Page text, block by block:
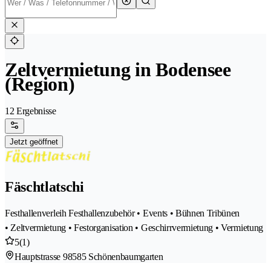
Zeltvermietung in Bodensee
(Region)
12 Ergebnisse
Jetzt geöffnet
Fäschtlatschi
Festhallenverleih Festhallenzubehör • Events • Bühnen Tribünen
• Zeltvermietung • Festorganisation • Geschirrvermietung • Vermietung
5(1)
Hauptstrasse 98585 Schönenbaumgarten